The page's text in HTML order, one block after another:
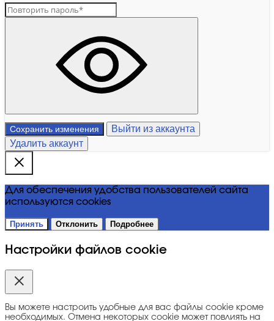
Сохранить изменения
Выйти из аккаунта
Удалить аккаунт
Для обеспечения удобства пользователей сайта
используются cookies
Принять Отклонить Подробнее
Настройки файлов cookie
Вы можете настроить удобные для вас файлы cookie кроме
необходимых. Отмена некоторых cookie может повлиять на